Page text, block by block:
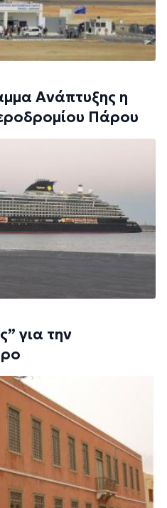
Ανάπτυξης η
Πάρου
για την